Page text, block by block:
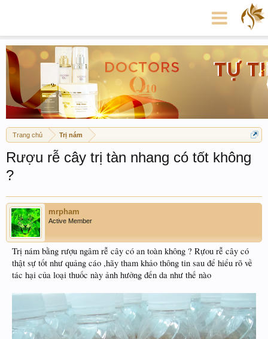
Trang chủ Trị nám
Rượu rễ cây trị tàn nhang có tốt không
?
mrpham
Active Member
Trị nám bằng rượu ngâm rễ cây có an toàn không ? Rựou rễ cây có
thật sự tốt như quảng cáo ,hãy tham khảo thông tin sau để hiểu rõ về
tác hại của loại thuốc này ảnh hưởng đến da như thế nào